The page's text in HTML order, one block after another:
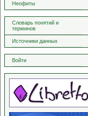
Неофиты
Словарь понятий и
терминов
Источники данных
Войти